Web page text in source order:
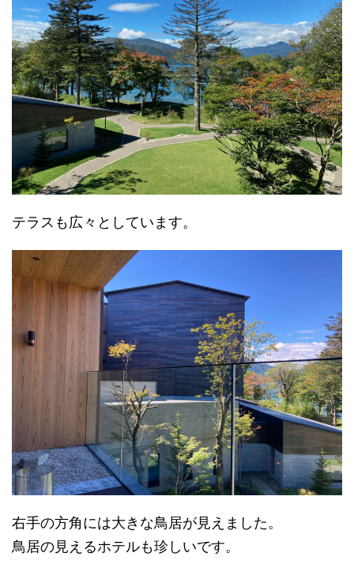
テラスも広々としています。
右手の方角には大きな鳥居が見えました。
鳥居の見えるホテルも珍しいです。